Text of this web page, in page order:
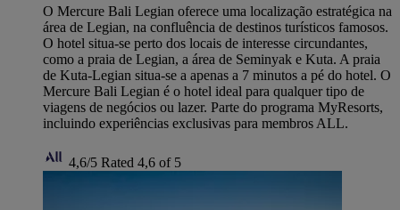
O Mercure Bali Legian oferece uma localização estratégica na
área de Legian, na confluência de destinos turísticos famosos.
O hotel situa-se perto dos locais de interesse circundantes,
como a praia de Legian, a área de Seminyak e Kuta. A praia
de Kuta-Legian situa-se a apenas a 7 minutos a pé do hotel. O
Mercure Bali Legian é o hotel ideal para qualquer tipo de
viagens de negócios ou lazer. Parte do programa MyResorts,
incluindo experiências exclusivas para membros ALL.
4,6/5 Rated 4,6 of 5